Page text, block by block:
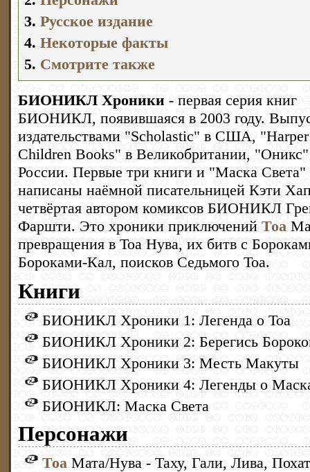
3. Русское издание
4. Некоторые факты
5. Смотрите также
БИОНИКЛ Хроники - первая серия книг
БИОНИКЛ, появившаяся в 2003 году.
издательствами "Scholastic" в США,
Children Books" в Великобритании,
России. Первые три книги и "Маска
написаны наёмной писательницей Кэти
четвёртая автором комиксов БИОНИКЛ
Фаршти. Это хроники приключений Тоа
превращения в Тоа Нува, их битв с
Бороками-Кал, поисков Седьмого Тоа.
Книги
БИОНИКЛ Хроники 1: Легенда о Тоа
БИОНИКЛ Хроники 2: Берегись
БИОНИКЛ Хроники 3: Месть Макуты
БИОНИКЛ Хроники 4: Легенды о
БИОНИКЛ: Маска Света
Персонажи
Тоа Мата/Нува - Таху, Гали, Лива,